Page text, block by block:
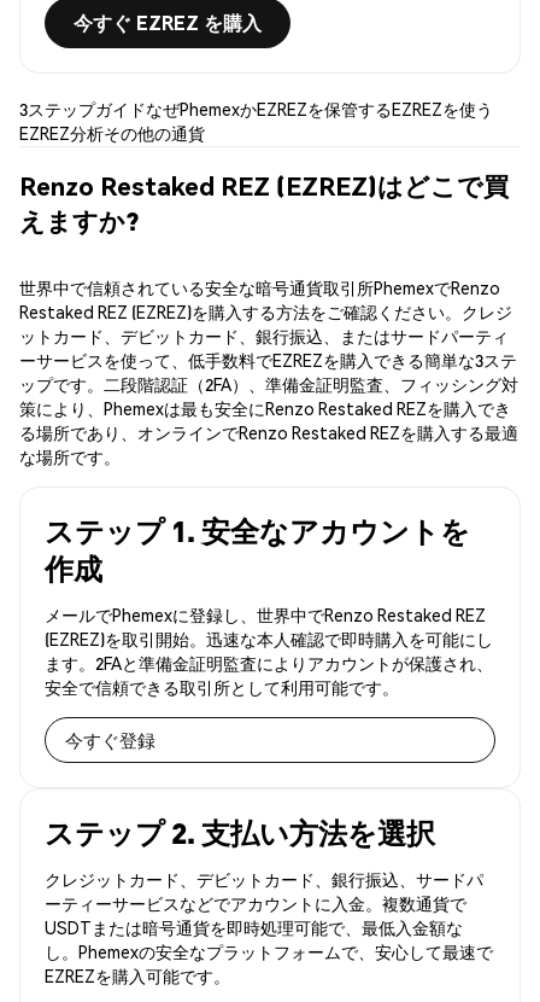
今すぐ EZREZ を購入
3ステップガイドなぜPhemexかEZREZを保管するEZREZを使う
EZREZ分析その他の通貨
Renzo Restaked REZ (EZREZ)はどこで買
えますか?
世界中で信頼されている安全な暗号通貨取引所PhemexでRenzo
Restaked REZ (EZREZ)を購入する方法をご確認ください。クレジ
ットカード、デビットカード、銀行振込、またはサードパーティ
ーサービスを使って、低手数料でEZREZを購入できる簡単な3ステ
ップです。二段階認証（2FA）、準備金証明監査、フィッシング対
策により、Phemexは最も安全にRenzo Restaked REZを購入でき
る場所であり、オンラインでRenzo Restaked REZを購入する最適
な場所です。
ステップ 1. 安全なアカウントを
作成
メールでPhemexに登録し、世界中でRenzo Restaked REZ
(EZREZ)を取引開始。迅速な本人確認で即時購入を可能にし
ます。2FAと準備金証明監査によりアカウントが保護され、
安全で信頼できる取引所として利用可能です。
今すぐ登録
ステップ 2. 支払い方法を選択
クレジットカード、デビットカード、銀行振込、サードパ
ーティーサービスなどでアカウントに入金。複数通貨で
USDTまたは暗号通貨を即時処理可能で、最低入金額な
し。Phemexの安全なプラットフォームで、安心して最速で
EZREZを購入可能です。